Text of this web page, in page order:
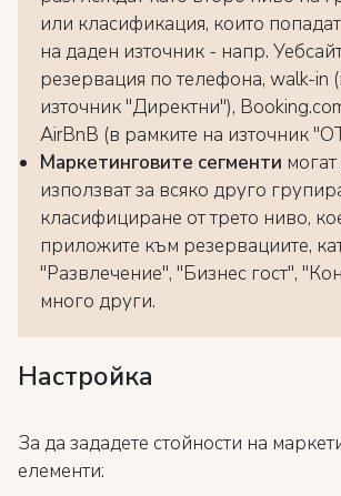
или класификация, които
на даден източник - напр.
резервация по телефона, walk-in
източник "Директни"),
AirBnB (в рамките на източник
Маркетинговите сегменти
използват за всяко друго
класифициране от трето ниво,
приложите към резервациите,
"Развлечение", "Бизнес гост",
много други.
Настройка
За да зададете стойности на
елементи: